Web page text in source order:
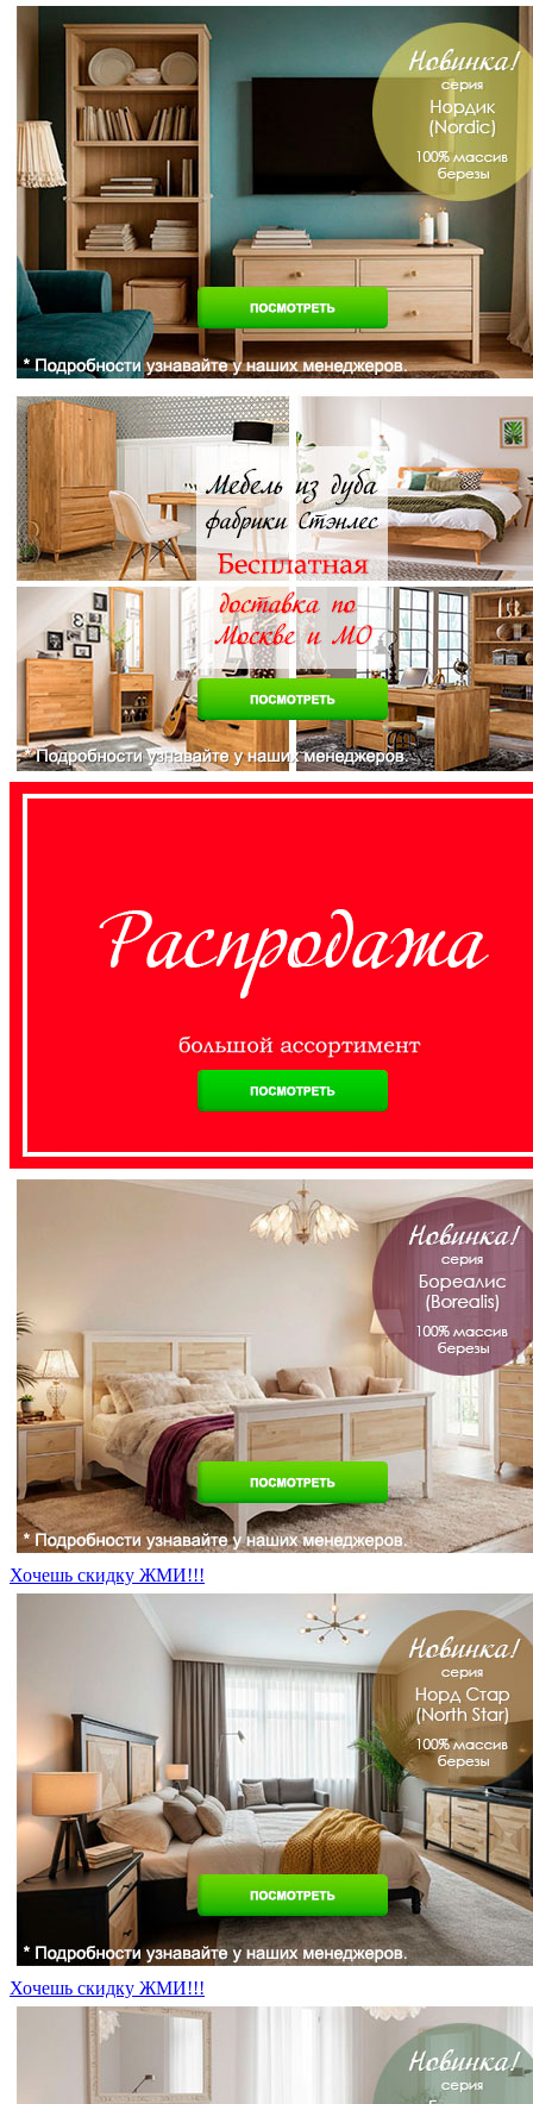
Хочешь скидку ЖМИ!!!
Хочешь скидку ЖМИ!!!